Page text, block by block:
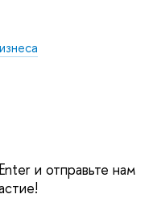
и отправьте нам